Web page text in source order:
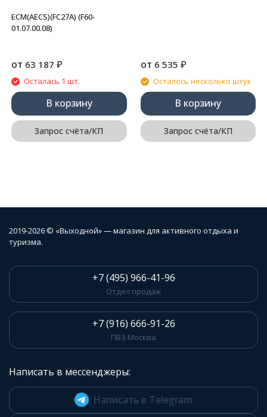
ECM(AECS)(FC27A) (F60-
01.07.00.08)
от 63 187 ₽
Осталась 1 шт.
В корзину
Запрос счёта/КП
от 6 535 ₽
Осталось несколько штук
В корзину
Запрос счёта/КП
2019-2026 © «Выходной» — магазин для активного отдыха и
туризма.
+7 (495) 966-41-96
Отдел продаж
+7 (916) 666-91-26
ПВЗ Москва
Написать в мессенджеры:
Написать в Telegram